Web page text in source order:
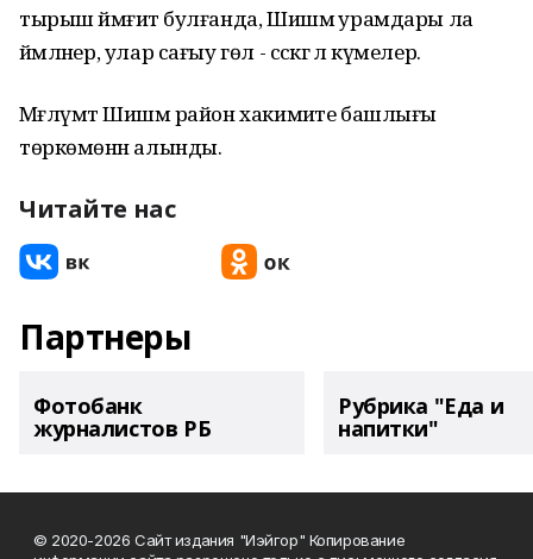
тырыш йәмғиәт булғанда, Шишмә урамдары ла
йәмләнер, улар сағыу гөл - сәскәгә лә күмелер.
Мәғлүмәт Шишмә район хакимиәте башлығы
төркөмөнән алынды.
Читайте нас
Партнеры
Фотобанк
журналистов РБ
Рубрика "Еда и
напитки"
© 2020-2026 Сайт издания "Иэйгор" Копирование